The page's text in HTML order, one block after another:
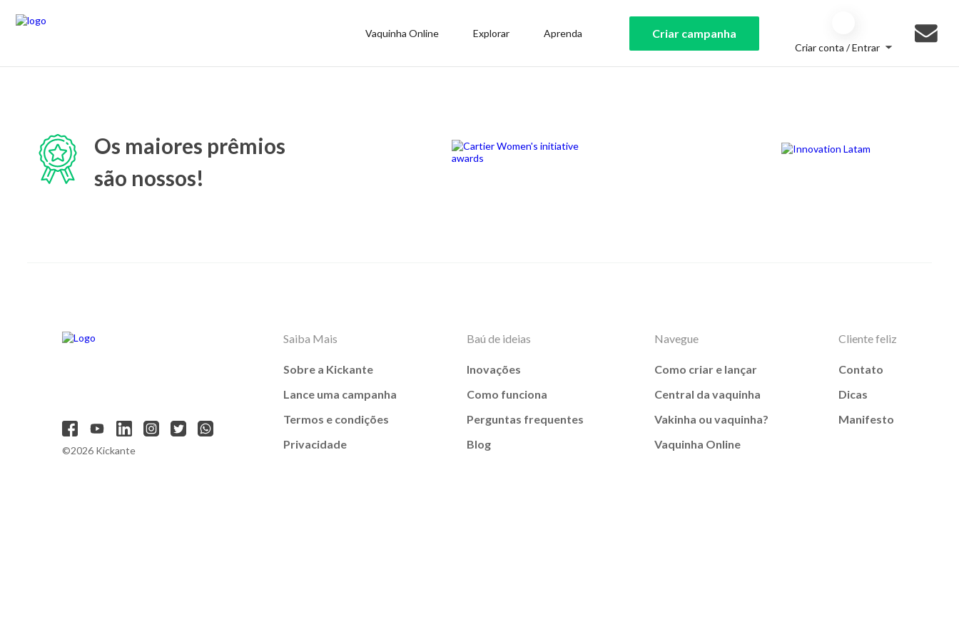
Vaquinha Online Explorar Aprenda Criar campanha
Criar conta / Entrar
Os maiores prêmios
são nossos!
©2026 Kickante
Saiba Mais
Sobre a Kickante
Lance uma campanha
Termos e condições
Privacidade
Baú de ideias
Inovações
Como funciona
Perguntas frequentes
Blog
Navegue
Como criar e lançar
Central da vaquinha
Vakinha ou vaquinha?
Vaquinha Online
Cliente feliz
Contato
Dicas
Manifesto